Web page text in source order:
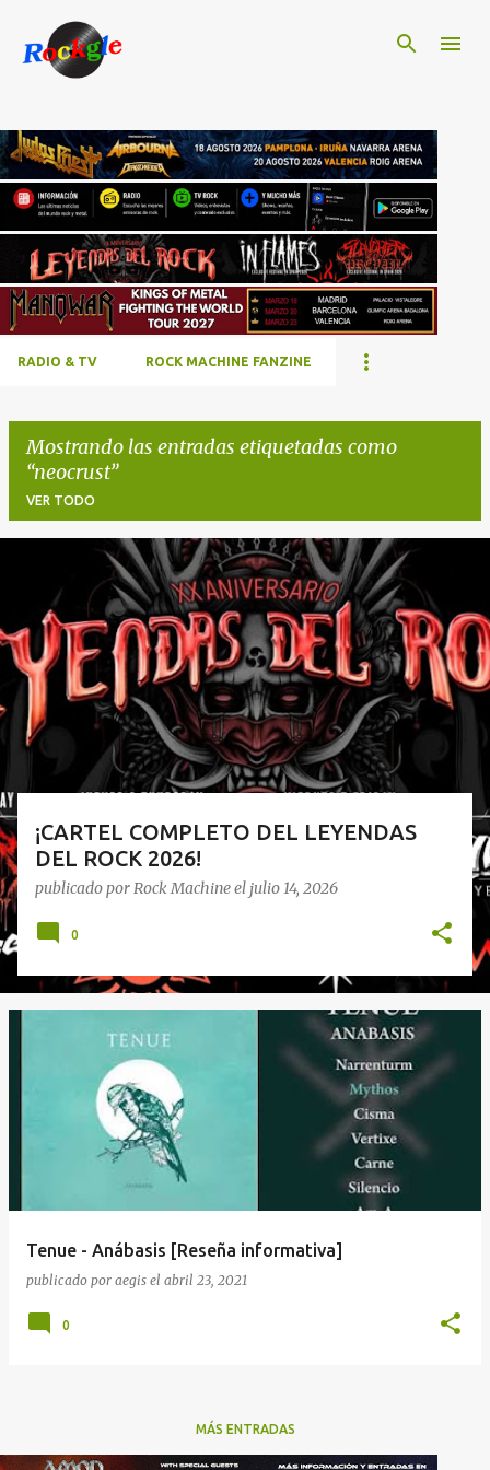
RADIO & TV ROCK MACHINE FANZINE
Mostrando las entradas etiquetadas como
neocrust
VER TODO
t
a
d
s
¡CARTEL COMPLETO DEL LEYENDAS
DEL ROCK 2026!
publicado porRock Machineel julio 14, 2026
0
Tenue - Anábasis [Reseña informativa]
publicado por aegis el abril 23, 2021
0
MÁS ENTRADAS